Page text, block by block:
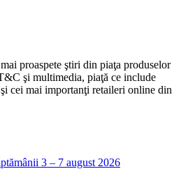
proaspete ştiri din piaţa produselor
şi multimedia, piaţă ce include
cei mai importanţi retaileri online din
3 – 7 august 2026